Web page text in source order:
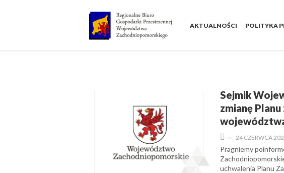
AKTUALNOŚCI POLITYKA
Sejmik
zmianę
— 24 CZERWCA
Pragniemy
uchwalenia Planu